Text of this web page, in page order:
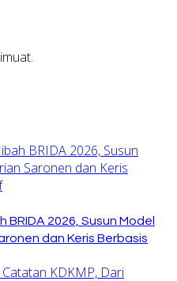
BRIDA 2026, Susun Model
dan Keris Berbasis